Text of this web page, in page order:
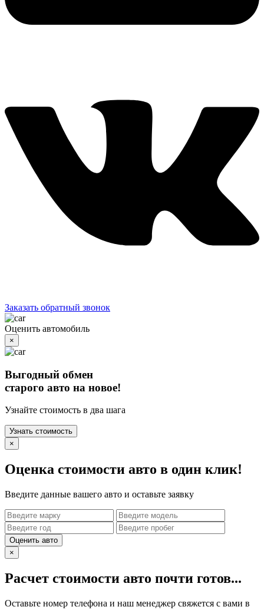
Заказать обратный звонок
Оценить автомобиль
×
Выгодный обмен
старого авто на новое!
Узнайте стоимость в два шага
Узнать стоимость
×
Оценка стоимости авто в один клик!
Введите данные вашего авто и оставьте заявку
Оценить авто
×
Расчет стоимости авто почти готов...
Оставьте номер телефона и наш менеджер свяжется с вами в